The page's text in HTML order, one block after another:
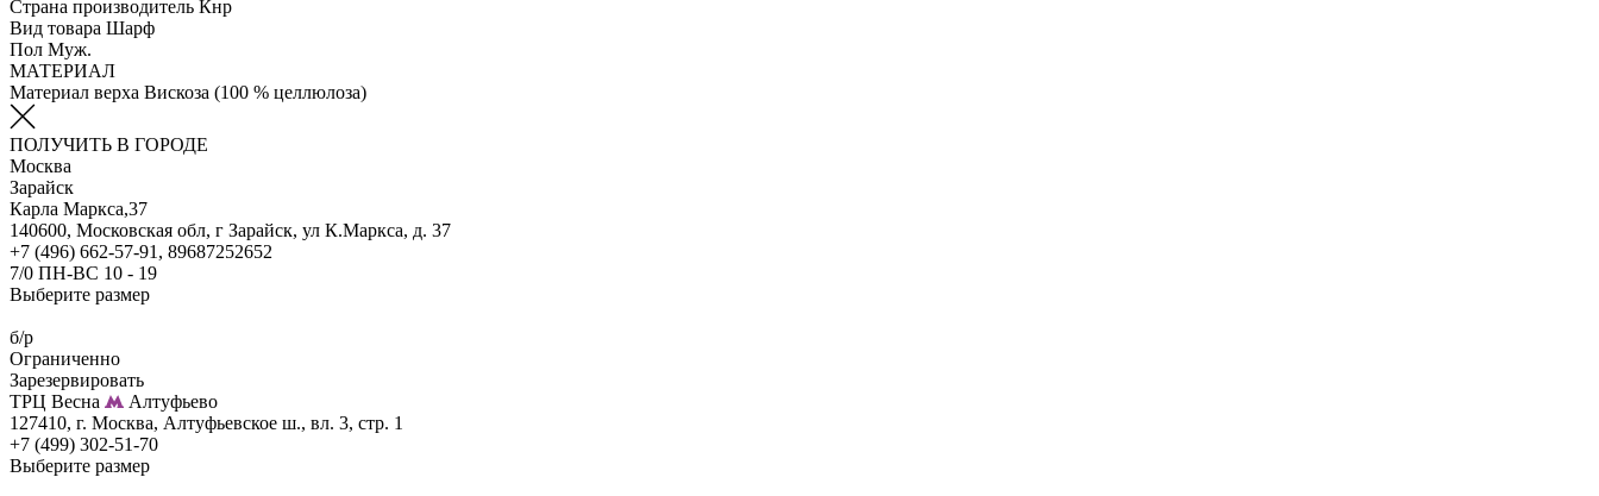
Страна производитель Кнр
Вид товара Шарф
Пол Муж.
МАТЕРИАЛ
Материал верха Вискоза (100 % целлюлоза)
ПОЛУЧИТЬ В ГОРОДЕ
Москва
Зарайск
Карла Маркса,37
140600, Московская обл, г Зарайск, ул К.Маркса, д. 37
+7 (496) 662-57-91, 89687252652
7/0 ПН-ВС 10 - 19
Выберите размер
б/р
Ограниченно
Зарезервировать
ТРЦ Весна
Алтуфьево
127410, г. Москва, Алтуфьевское ш., вл. 3, стр. 1
+7 (499) 302-51-70
Выберите размер